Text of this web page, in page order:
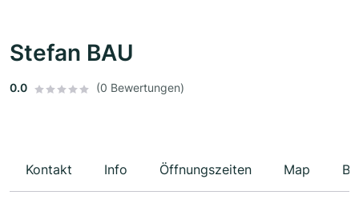
Stefan BAU
0.0 (0 Bewertungen)
Kontakt Info Öffnungszeiten Map